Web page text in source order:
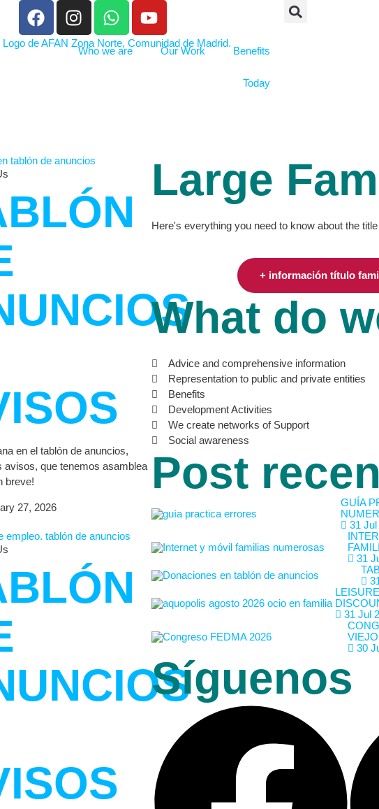
Who we are Our Work Benefits
Today
en el tablón de anuncios,
avisos, que tenemos asamblea
breve!
27, 2026
Large
Here's everything you need to know about the
+ información título
What do
Advice and comprehensive information
Representation to public and private entities
Benefits
Development Activities
We create networks of Support
Social awareness
Post
GUÍA
31
31
31 Jul
VIEJO
30
Síguenos